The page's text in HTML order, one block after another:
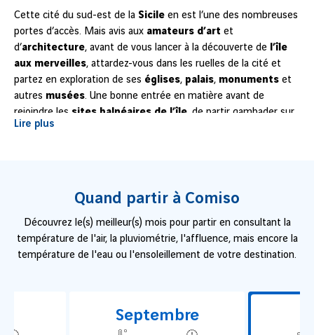
Cette cité du sud-est de la Sicile en est l’une des nombreuses
portes d’accès. Mais avis aux amateurs d’art et
d’architecture, avant de vous lancer à la découverte de l’île
aux merveilles, attardez-vous dans les ruelles de la cité et
partez en exploration de ses églises, palais, monuments et
autres musées. Une bonne entrée en matière avant de
rejoindre les sites balnéaires de l’île , de partir gambader sur
les flancs de l’
Lire plus
Quand partir à Comiso
Découvrez le(s) meilleur(s) mois pour partir en consultant la
température de l'air, la pluviométrie, l'affluence, mais encore la
température de l'eau ou l'ensoleillement de votre destination.
Septembre